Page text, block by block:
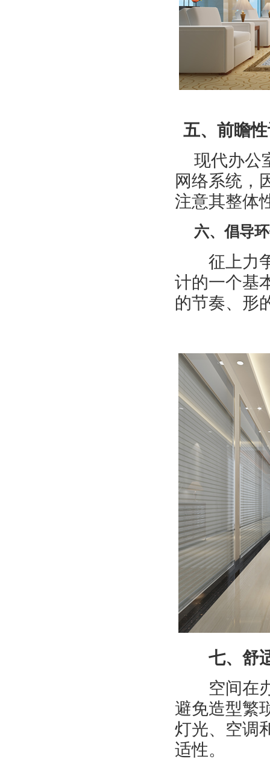
五、前瞻
现代办公
网络系统，
注意其整体
六、倡导
征上力争
计的一个基
的节奏、形
七、舒
空间在办
避免造型繁
灯光、空调
适性。